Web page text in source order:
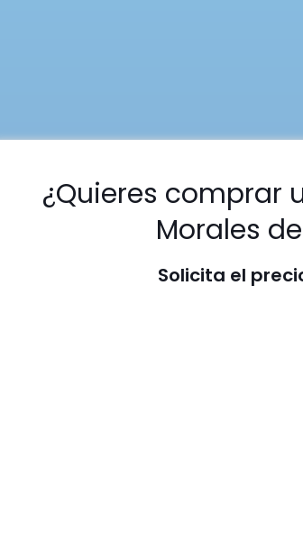
¿Quieres comprar
Morales
Solicita el